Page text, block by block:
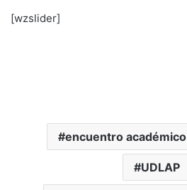
[wzslider]
encuentro académico
UDLAP